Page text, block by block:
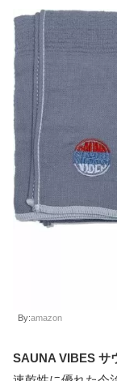
By:amazon
SAUNA VIBES サ